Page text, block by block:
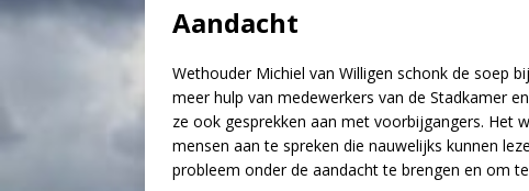
Aandacht
Wethouder Michiel van Willigen schonk de soep
meer hulp van medewerkers van de Stadkamer
ze ook gesprekken aan met voorbijgangers. Het
mensen aan te spreken die nauwelijks kunnen
probleem onder de aandacht te brengen en om